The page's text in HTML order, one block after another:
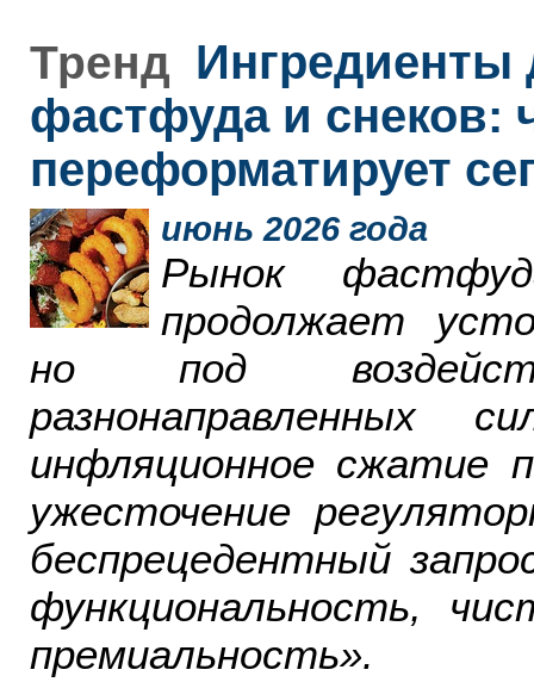
Тренд Ингредиенты
фастфуда и снеков:
переформатирует
июнь 2026 года
Рынок
продолжает
но под
инфляционное сжатие
ужесточение
беспрецедентный
функциональность,
премиальность».